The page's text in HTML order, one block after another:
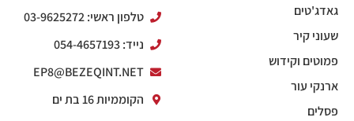
גאדג'טים
שעוני קיר
פמוטים וקידוש
ארנקי עור
פסלים
טלפון ראשי: 03-9625272
נייד: 054-4657193
EP8@BEZEQINT.NET
הקוממיות 16 בת ים